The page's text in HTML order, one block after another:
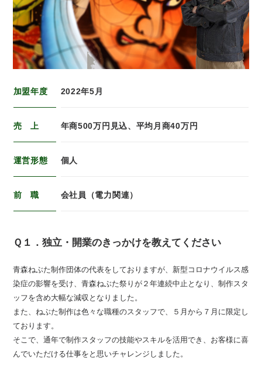
加盟年度 2022年5月
売 上 年商500万円見込、平均月商40万円
運営形態 個人
前 職 会社員（電力関連）
Ｑ１．独立・開業のきっかけを教えてください
青森ねぶた制作団体の代表をしておりますが、新型コロナウイルス感
染症の影響を受け、青森ねぶた祭りが２年連続中止となり、制作スタ
ッフを含め大幅な減収となりました。
また、ねぶた制作は色々な職種のスタッフで、５月から７月に限定し
ております。
そこで、通年で制作スタッフの技能やスキルを活用でき、お客様に喜
んでいただける仕事をと思いチャレンジしました。